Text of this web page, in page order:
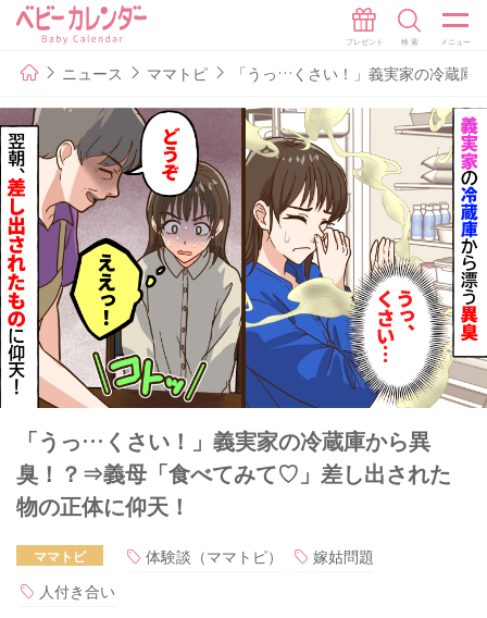
ニュース ママトピ 「うっ…くさい！」義実家の冷蔵
「うっ…くさい！」義実家の冷蔵庫から異
臭！？⇒義母「食べてみて♡」差し出された
物の正体に仰天！
ママトピ 体験談（ママトピ）
嫁姑問題
人付き合い